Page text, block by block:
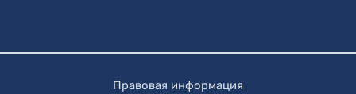
Правовая информация